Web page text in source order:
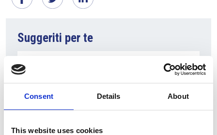
Consent Details About
This website uses cookies
Suggeriti per te